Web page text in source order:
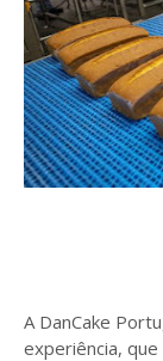
A DanCake
experiência,